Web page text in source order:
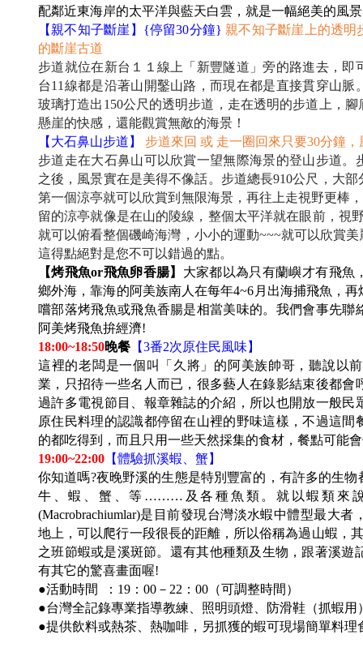
配鄰近東海岸的太平洋與藍天白雲，就是一幅絕美的風
【親不知子斷崖】{停留30分鐘} 親不知子斷崖上的透明
的斷崖古道
步道就位在新台１１線上「新豐隧道」旁的路進去，即
台11線都是沿著山開鑿山路，而現在都是直接貫穿山脈
玻璃打造出150公尺的透明步道，走在透明的步道上，
懸崖的快感，還能觀賞無敵的海景！
【大石鼻山步道】
步道來回 或 走一圈回來只要30分鐘
步道走在大石鼻山可以欣賞一望無際海景的登山步道
之後，風景實在是美得不像話。步道總長910公尺，大
第一個涼亭就可以欣賞到無限海景，再往上走視野更棒
留的涼亭就像是在山的陵線，整個太平洋就在眼前，視
就可以俯看整個磯崎海灣，小小的運動~~~就可以欣賞
這得點絕對是您不可以錯過的點。
【烤飛魚or飛魚卵香腸】 大家都以為只有蘭嶼才有飛魚
鄉外海，靠海的阿美族南人在每年4~6月出海捕飛魚，
嚐部落烤飛魚或飛魚香腸是相當美味的。我們會事先
阿美烤飛魚拚經濟!
18:00~18:50晚餐 【3番2次原住民風味】
這裡的老闆是一個叫「久將」的阿美族帥哥，聽說以
業，只招待一些名人而已，很多藝人在錄影結束後都
過許多電視節目、報章雜誌的介紹，所以也開放一般
原住民料理的認識都停留在山裡的野味這樣，不過這
的都吃得到，而且只用一些天然採集的食材，餐點可能
19:00~22:00 【體驗抓溪蝦、蟹】
你知道嗎?夜晚野溪的生態是特別豐富的，有許多的生
牛、蝦、蟹、等………及各種魚類。就以蝦類來
(Macrobrachiumlar)是目前發現台灣淡水蝦中體型最大者
地上，可以爬行一段很長的距離，所以俗稱為過山蝦，
之班節蝦或是溪斑節。還有其他種類及生物，跟著溪遊
有其它的驚喜畫面喔!
●活動時間 ：19：00－22：00（可調整時間）
●台灣全記錄專業指導教練、照明頭燈、防滑鞋（抓蝦
●提供飲料或熱茶、熱咖啡，另抓獲的蝦可現場簡單料理